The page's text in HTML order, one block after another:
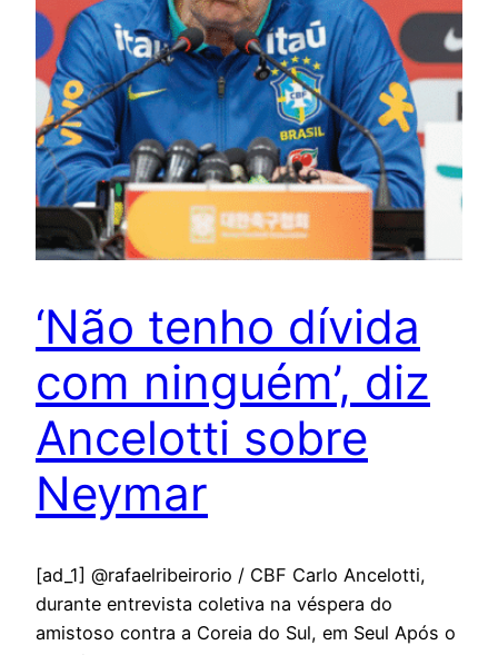
‘Não tenho dívida
com ninguém’, diz
Ancelotti sobre
Neymar
[ad_1] @rafaelribeirorio / CBF Carlo Ancelotti,
durante entrevista coletiva na véspera do
amistoso contra a Coreia do Sul, em Seul Após o